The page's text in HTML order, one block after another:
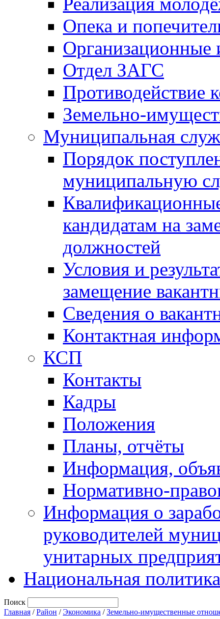
Опека и
Отдел ЗАГС
Противодействие
Земельно-
Муниципальная
Порядок
муниципальную
кандидатам на
должностей
Условия и
замещение
Сведения о
Контактная
КСП
Контакты
Кадры
Положения
Планы, отчёты
Информация,
Нормативно-
Информация о
руководителей
унитарных
Национальная политика
Поиск
Главная /Район /Экономика /Земельно-имущественные